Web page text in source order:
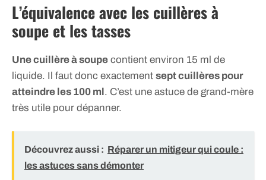
L’équivalence avec les cuillères à
soupe et les tasses
Une cuillère à soupe contient environ 15 ml de
liquide. Il faut donc exactement sept cuillères pour
atteindre les 100 ml. C’est une astuce de grand-mère
très utile pour dépanner.
Découvrez aussi : Réparer un mitigeur qui coule :
les astuces sans démonter